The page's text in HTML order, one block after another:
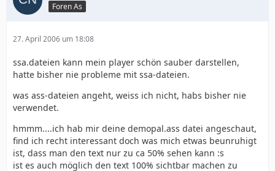
Foren As
27. April 2006 um 18:08
ssa.dateien kann mein player schön sauber darstellen,
hatte bisher nie probleme mit ssa-dateien.
was ass-dateien angeht, weiss ich nicht, habs bisher nie
verwendet.
hmmm....ich hab mir deine demopal.ass datei angeschaut,
find ich recht interessant doch was mich etwas beunruhigt
ist, dass man den text nur zu ca 50% sehen kann :s
ist es auch möglich den text 100% sichtbar machen zu